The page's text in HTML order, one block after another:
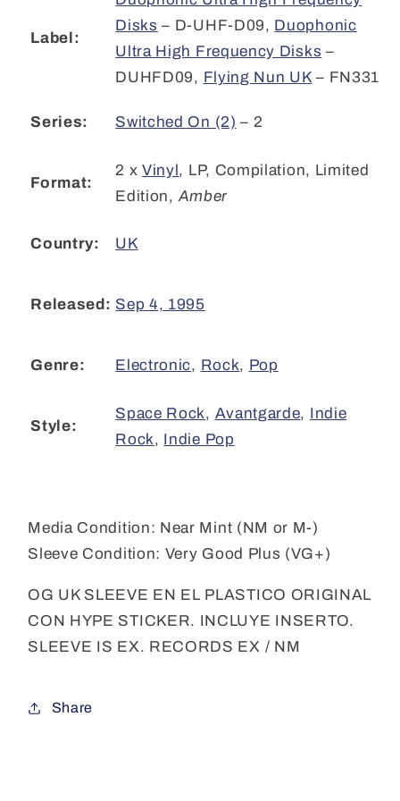
Label:
Disks – D-UHF-D09, Duophonic
Ultra High Frequency Disks –
DUHFD09, Flying Nun UK – FN331
Series: Switched On (2) – 2
Format:
2 x Vinyl, LP, Compilation, Limited
Edition, Amber
Country: UK
Released: Sep 4, 1995
Genre: Electronic, Rock, Pop
Style:
Space Rock, Avantgarde, Indie
Rock, Indie Pop
Media Condition: Near Mint (NM or M-)
Sleeve Condition: Very Good Plus (VG+)
OG UK SLEEVE EN EL PLASTICO ORIGINAL
CON HYPE STICKER. INCLUYE INSERTO.
SLEEVE IS EX. RECORDS EX / NM
Share